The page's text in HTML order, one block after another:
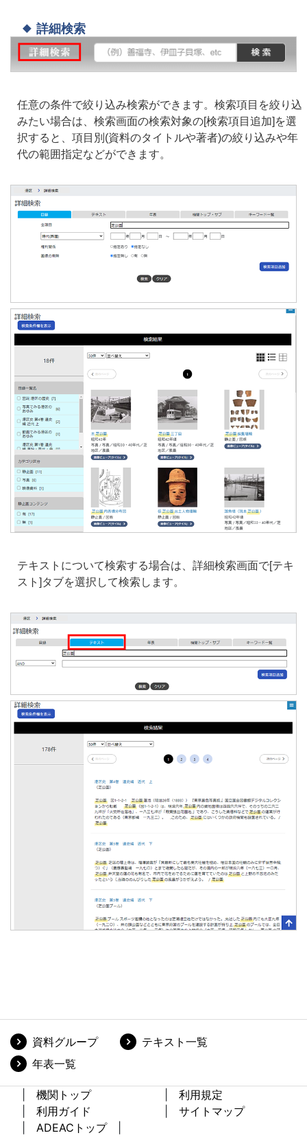
資料グループ
テキスト一覧
年表一覧
機関トップ
利用規定
利用ガイド
サイトマップ
ADEACトップ